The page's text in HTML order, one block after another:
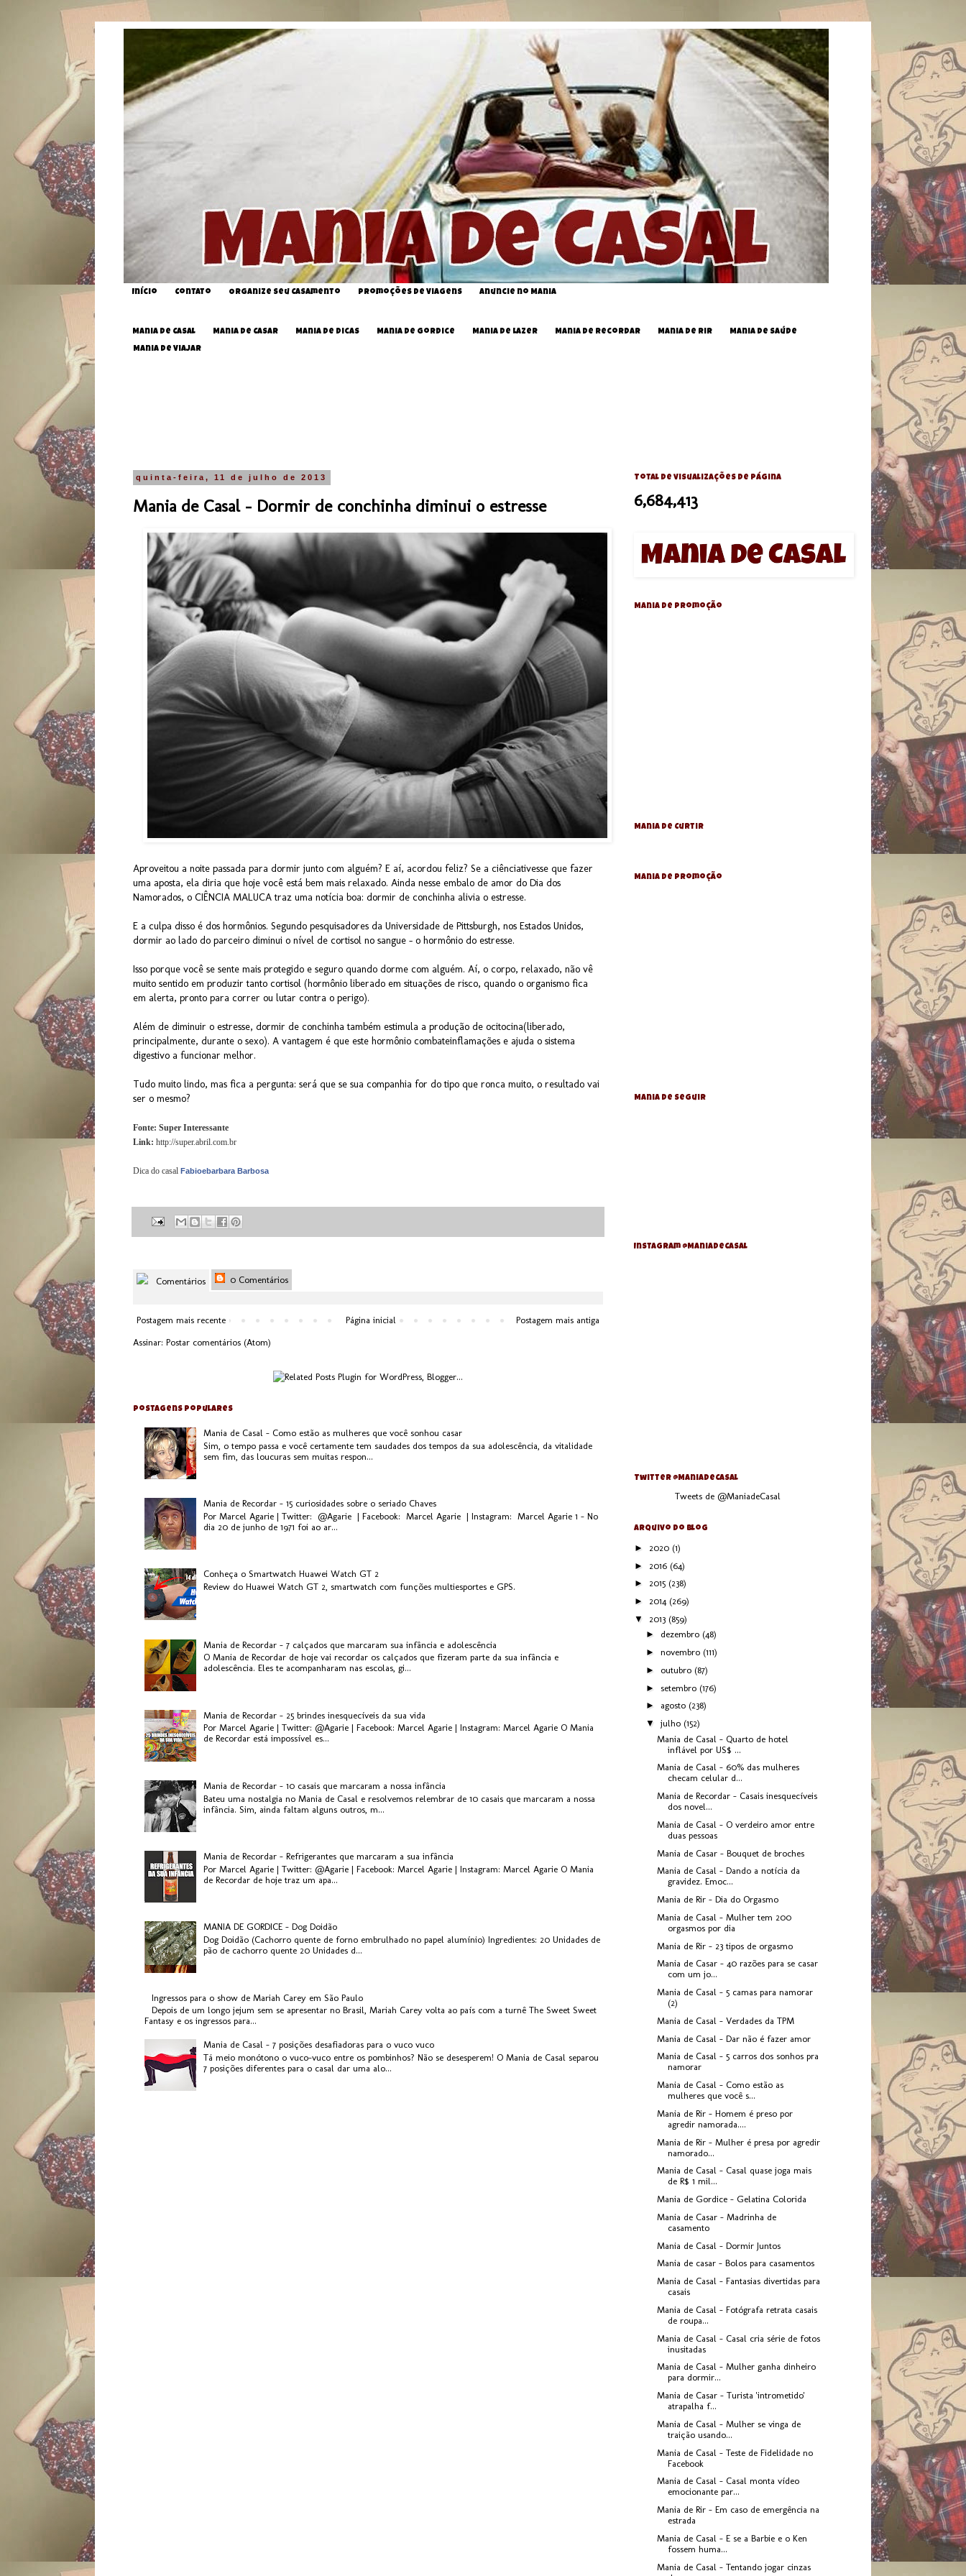
Início Contato Organize seu Casamento Promoções de Viagens Anuncie no Mania
Mania de Casal Mania de Casar Mania de Dicas Mania de Gordice Mania de Lazer Mania de Recordar Mania de Rir Mania de Saúde
Mania de Viajar
quinta-feira, 11 de julho de 2013
Mania de Casal - Dormir de conchinha diminui o estresse
Aproveitou a noite passada para dormir junto com alguém? E aí, acordou feliz? Se a ciênciativesse que fazer
uma aposta, ela diria que hoje você está bem mais relaxado. Ainda nesse embalo de amor do Dia dos
Namorados, o CIÊNCIA MALUCA traz uma notícia boa: dormir de conchinha alivia o estresse.
E a culpa disso é dos hormônios. Segundo pesquisadores da Universidade de Pittsburgh, nos Estados Unidos,
dormir ao lado do parceiro diminui o nível de cortisol no sangue – o hormônio do estresse.
Isso porque você se sente mais protegido e seguro quando dorme com alguém. Aí, o corpo, relaxado, não vê
muito sentido em produzir tanto cortisol (hormônio liberado em situações de risco, quando o organismo fica
em alerta, pronto para correr ou lutar contra o perigo).
Além de diminuir o estresse, dormir de conchinha também estimula a produção de ocitocina(liberado,
principalmente, durante o sexo). A vantagem é que este hormônio combateinflamações e ajuda o sistema
digestivo a funcionar melhor.
Tudo muito lindo, mas fica a pergunta: será que se sua companhia for do tipo que ronca muito, o resultado vai
ser o mesmo?
Fonte: Super Interessante
Link: http://super.abril.com.br
Dica do casal Fabioebarbara Barbosa
Comentários 0 Comentários
Postagem mais recente Postagem mais antiga
Página inicial
Assinar: Postar comentários (Atom)
Postagens populares
Mania de Casal - Como estão as mulheres que você sonhou casar
Sim, o tempo passa e você certamente tem saudades dos tempos da sua adolescência, da vitalidade
sem fim, das loucuras sem muitas respon...
Mania de Recordar - 15 curiosidades sobre o seriado Chaves
Por Marcel Agarie | Twitter: @Agarie | Facebook: Marcel Agarie | Instagram: Marcel Agarie 1 - No
dia 20 de junho de 1971 foi ao ar...
Conheça o Smartwatch Huawei Watch GT 2
Review do Huawei Watch GT 2, smartwatch com funções multiesportes e GPS.
Mania de Recordar - 7 calçados que marcaram sua infância e adolescência
O Mania de Recordar de hoje vai recordar os calçados que fizeram parte da sua infância e
adolescência. Eles te acompanharam nas escolas, gi...
Mania de Recordar - 25 brindes inesquecíveis da sua vida
Por Marcel Agarie | Twitter: @Agarie | Facebook: Marcel Agarie | Instagram: Marcel Agarie O Mania
de Recordar está impossível es...
Mania de Recordar - 10 casais que marcaram a nossa infância
Bateu uma nostalgia no Mania de Casal e resolvemos relembrar de 10 casais que marcaram a nossa
infância. Sim, ainda faltam alguns outros, m...
Mania de Recordar - Refrigerantes que marcaram a sua infância
Por Marcel Agarie | Twitter: @Agarie | Facebook: Marcel Agarie | Instagram: Marcel Agarie O Mania
de Recordar de hoje traz um apa...
MANIA DE GORDICE - Dog Doidão
Dog Doidão (Cachorro quente de forno embrulhado no papel alumínio) Ingredientes: 20 Unidades de
pão de cachorro quente 20 Unidades d...
Ingressos para o show de Mariah Carey em São Paulo
Depois de um longo jejum sem se apresentar no Brasil, Mariah Carey volta ao país com a turnê The Sweet Sweet
Fantasy e os ingressos para...
Mania de Casal - 7 posições desafiadoras para o vuco vuco
Tá meio monótono o vuco-vuco entre os pombinhos? Não se desesperem! O Mania de Casal separou
7 posições diferentes para o casal dar uma alo...
Total de visualizações de página
6,684,413
Mania de Promoção
Mania de Curtir
Mania De Promoção
Mania de Seguir
Instagram @ManiaDeCasal
Twitter @ManiaDeCasal
Tweets de @ManiadeCasal
Arquivo do blog
► 2020 (1)
► 2016 (64)
► 2015 (238)
► 2014 (269)
▼ 2013 (859)
► dezembro (48)
► novembro (111)
► outubro (87)
► setembro (176)
► agosto (238)
▼ julho (152)
Mania de Casal - Quarto de hotel
inflável por US$ ...
Mania de Casal - 60% das mulheres
checam celular d...
Mania de Recordar - Casais inesquecíveis
dos novel...
Mania de Casal - O verdeiro amor entre
duas pessoas
Mania de Casar - Bouquet de broches
Mania de Casal - Dando a notícia da
gravidez. Emoc...
Mania de Rir - Dia do Orgasmo
Mania de Casal - Mulher tem 200
orgasmos por dia
Mania de Rir - 23 tipos de orgasmo
Mania de Casar - 40 razões para se casar
com um jo...
Mania de Casal - 5 camas para namorar
(2)
Mania de Casal - Verdades da TPM
Mania de Casal - Dar não é fazer amor
Mania de Casal - 5 carros dos sonhos pra
namorar
Mania de Casal - Como estão as
mulheres que você s...
Mania de Rir - Homem é preso por
agredir namorada....
Mania de Rir - Mulher é presa por agredir
namorado...
Mania de Casal - Casal quase joga mais
de R$ 1 mil...
Mania de Gordice - Gelatina Colorida
Mania de Casar - Madrinha de
casamento
Mania de Casal - Dormir Juntos
Mania de casar - Bolos para casamentos
Mania de Casal - Fantasias divertidas para
casais
Mania de Casal - Fotógrafa retrata casais
de roupa...
Mania de Casal - Casal cria série de fotos
inusitadas
Mania de Casal - Mulher ganha dinheiro
para dormir...
Mania de Casar - Turista 'intrometido'
atrapalha f...
Mania de Casal - Mulher se vinga de
traição usando...
Mania de Casal - Teste de Fidelidade no
Facebook
Mania de Casal - Casal monta vídeo
emocionante par...
Mania de Rir - Em caso de emergência na
estrada
Mania de Casal - E se a Barbie e o Ken
fossem huma...
Mania de Casal - Tentando jogar cinzas